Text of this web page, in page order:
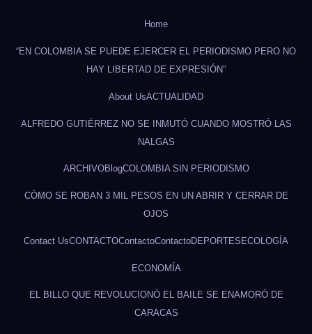
Home
“EN COLOMBIA SE PUEDE EJERCER EL PERIODISMO PERO NO
HAY LIBERTAD DE EXPRESIÓN”
About UsACTUALIDAD
ALFREDO GUTIÉRREZ NO SE INMUTÓ CUANDO MOSTRÓ LAS
NALGAS
ARCHIVOBlogCOLOMBIA SIN PERIODISMO
CÓMO SE ROBAN 3 MIL PESOS EN UN ABRIR Y CERRAR DE
OJOS
Contact UsCONTACTOContactoContactoDEPORTES ECOLOGÍA
ECONOMÍA
EL BILLO QUE REVOLUCIONÓ EL BAILE SE ENAMORÓ DE
CARACAS